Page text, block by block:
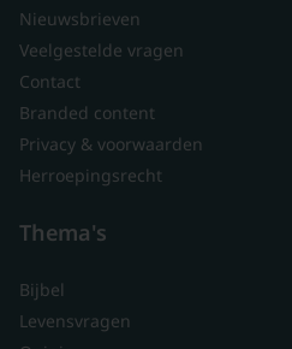
Nieuwsbrieven
Veelgestelde vragen
Contact
Branded content
Privacy & voorwaarden
Herroepingsrecht
Thema's
Bijbel
Levensvragen